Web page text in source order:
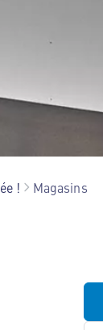
! Magasins